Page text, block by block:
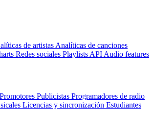
de artistas Analíticas de canciones
Redes sociales Playlists API Audio features
Promotores Publicistas Programadores de radio
Licencias y sincronización Estudiantes